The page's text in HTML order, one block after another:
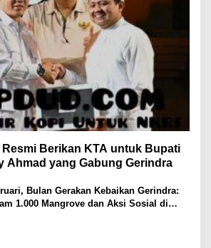
Berikan KTA untuk Bupati
Ahmad yang Gabung Gerindra
Bulan Gerakan Kebaikan Gerindra:
1.000 Mangrove dan Aksi Sosial di